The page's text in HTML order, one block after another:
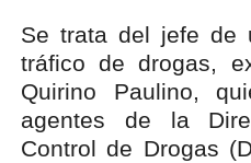
Se trata del jefe de
tráfico de drogas,
Quirino Paulino,
agentes de la
Control de Drogas